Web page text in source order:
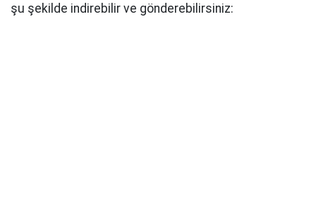
şu şekilde indirebilir ve gönderebilirsiniz: